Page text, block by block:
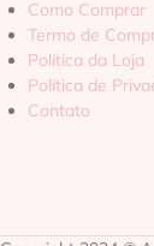
Como Comprar
Termo de
Política da Loja
Política de
Contato